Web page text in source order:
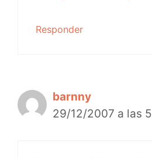
Responder
barnny
29/12/2007 a las